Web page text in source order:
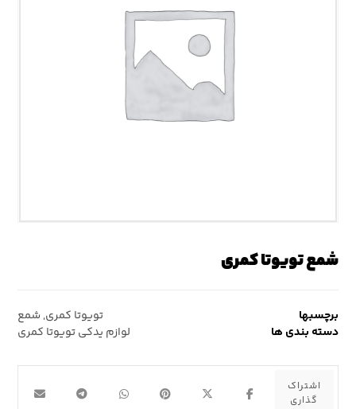
شمع تویوتا کمری
برچسبها تویوتا کمری,شمع
دسته بندی ها
لوازم یدکی تویوتا کمری